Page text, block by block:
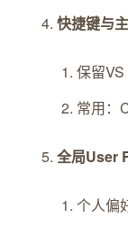
快捷键与
保留VS
常用：
全局User
个人偏